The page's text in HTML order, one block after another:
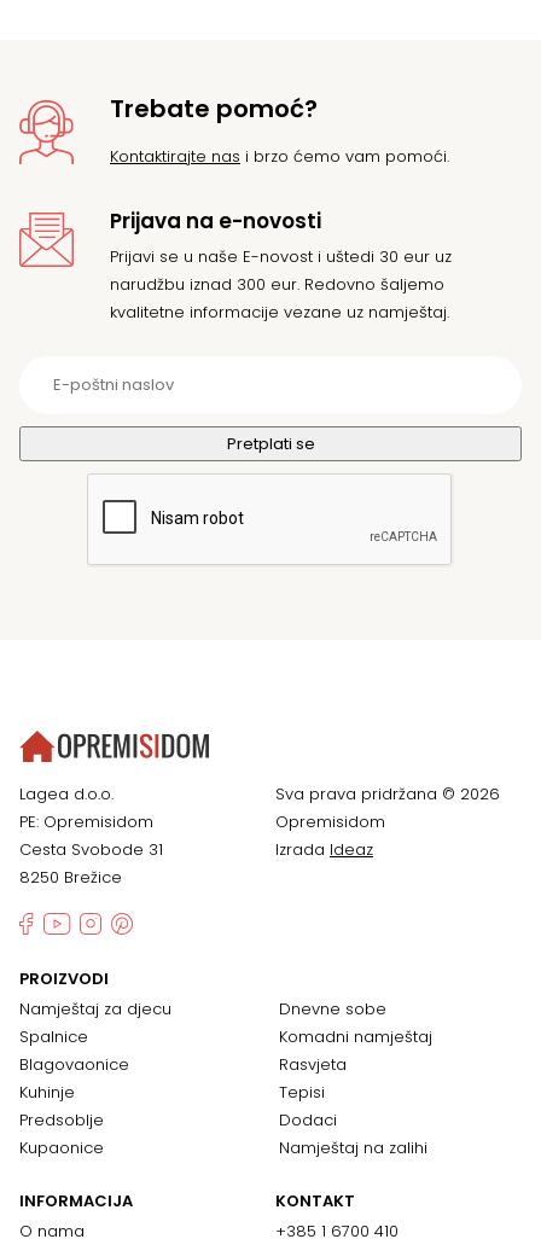
Trebate pomoć?
Kontaktirajte nas i brzo ćemo vam pomoći.
Prijava na e-novosti
Prijavi se u naše E-novost i uštedi 30 eur uz
narudžbu iznad 300 eur. Redovno šaljemo
kvalitetne informacije vezane uz namještaj.
Lagea d.o.o.
PE: Opremisidom
Cesta Svobode 31
8250 Brežice
Sva prava pridržana © 2026
Opremisidom
Izrada Ideaz
PROIZVODI
Namještaj za djecu
Spalnice
Blagovaonice
Kuhinje
Predsoblje
Kupaonice
Dnevne sobe
Komadni namještaj
Rasvjeta
Tepisi
Dodaci
Namještaj na zalihi
INFORMACIJA
O nama
KONTAKT
+385 1 6700 410